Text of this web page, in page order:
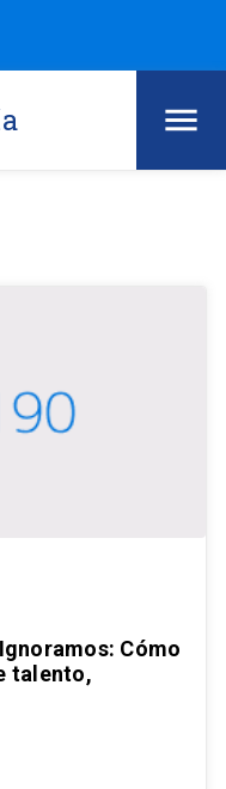
Cómo
talento,